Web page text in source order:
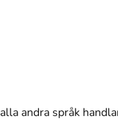
andra språk